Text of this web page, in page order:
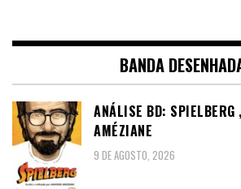
BANDA
ANÁLISE BD: SPIELBERG
AMÉZIANE
9 DE AGOSTO, 2026